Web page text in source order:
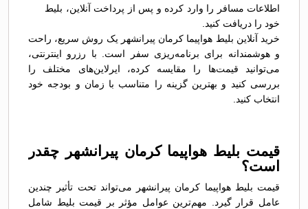
اطلاعات مسافر را وارد کرده و پس از پرداخت آنلاین، بلیط
خود را دریافت کنید.
خرید آنلاین بلیط هواپیما کرمان پیرانشهر یک روش سریع، راحت
و هوشمندانه برای برنامه‌ریزی سفر است. با رزرو اینترنتی،
می‌توانید قیمت‌ها را مقایسه کرده، ایرلاین‌های مختلف را
بررسی کنید و بهترین گزینه را متناسب با زمان و بودجه خود
انتخاب کنید.
قیمت بلیط هواپیما کرمان پیرانشهر چقدر
است؟
قیمت بلیط هواپیما کرمان پیرانشهر می‌تواند تحت تأثیر چندین
عامل قرار گیرد. مهم‌ترین عوامل مؤثر بر قیمت بلیط شامل